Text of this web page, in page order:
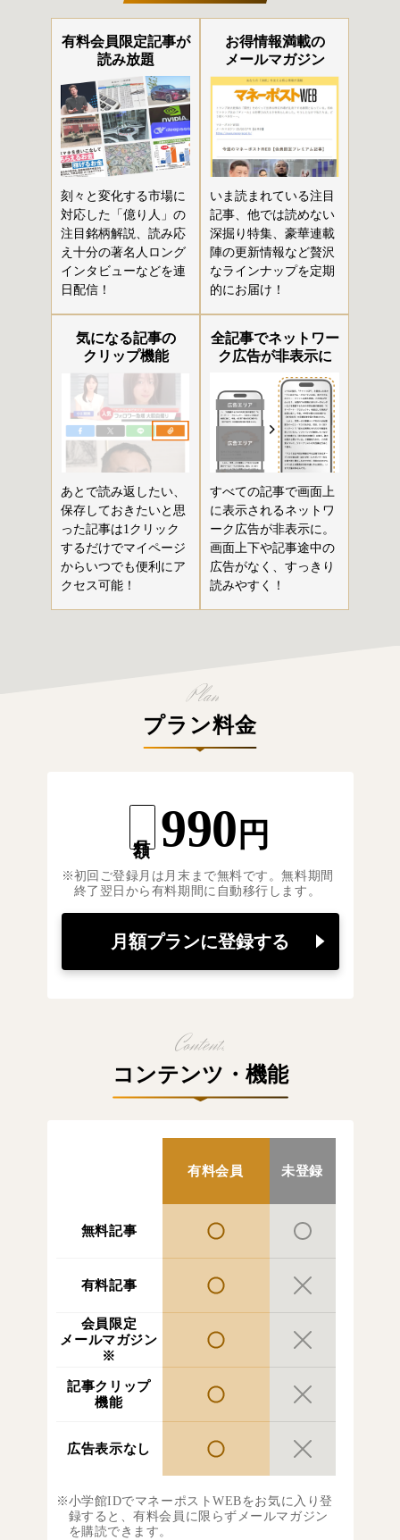
有料会員限定記事が
読み放題
刻々と変化する市場に
対応した「億り人」の
注目銘柄解説、読み応
え十分の著名人ロング
インタビューなどを連
日配信！
お得情報満載の
メールマガジン
いま読まれている注目
記事、他では読めない
深掘り特集、豪華連載
陣の更新情報など贅沢
なラインナップを定期
的にお届け！
気になる記事の
クリップ機能
あとで読み返したい、
保存しておきたいと思
った記事は1クリック
するだけでマイページ
からいつでも便利にア
クセス可能！
全記事でネットワー
ク広告が非表示に
すべての記事で画面上
に表示されるネットワ
ーク広告が非表示に。
画面上下や記事途中の
広告がなく、すっきり
読みやすく！
プラン料金
990 円
初回ご登録月は月末まで無料です。無料期間
終了翌日から有料期間に自動移行します。
月額プランに登録する
コンテンツ・機能
有料会員 未登録
無料記事
有料記事
会員限定
メールマガジン
※
記事クリップ
機能
広告表示なし
小学館IDでマネーポストWEBをお気に入り登
録すると、有料会員に限らずメールマガジン
を購読できます。